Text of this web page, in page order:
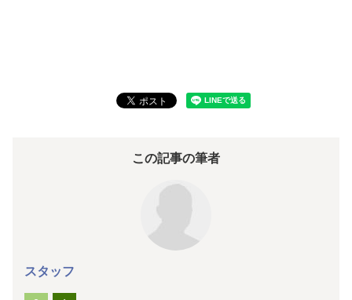
この記事の筆者
スタッフ